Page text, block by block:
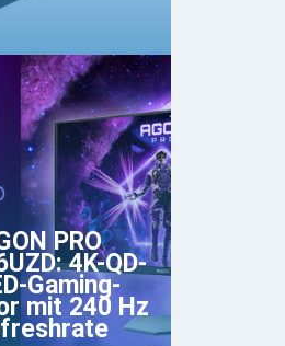
PRO
4K-QD-
Gaming-
mit 240 Hz